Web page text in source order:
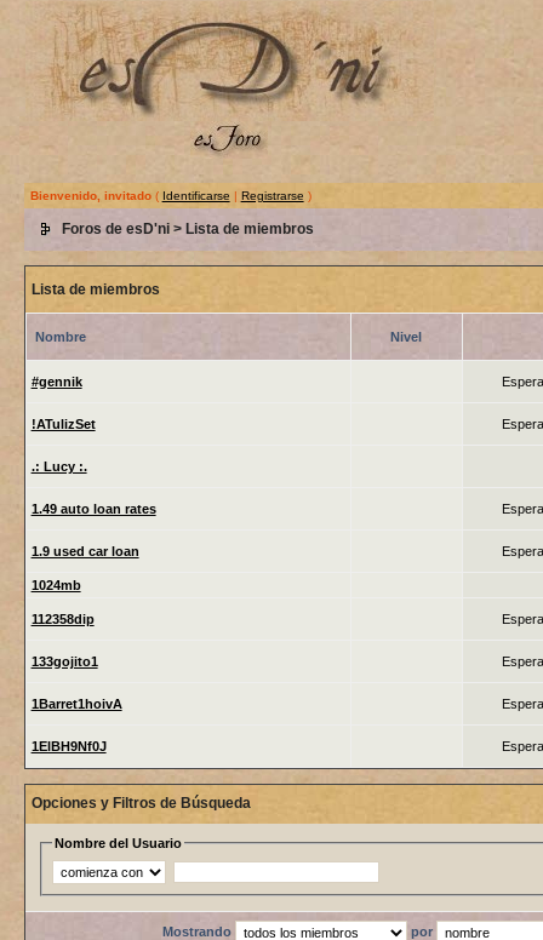
Bienvenido, invitado( Identificarse | Registrarse )
Foros de esD'ni> Lista de miembros
Lista de miembros
Nombre Nivel
#gennik
!ATulizSet
.: Lucy :.
1.49 auto loan rates
1.9 used car loan
1024mb
112358dip
133gojito1
1Barret1hoivA
1ElBH9Nf0J
Opciones y Filtros de Búsqueda
Nombre del Usuario
Mostrando por